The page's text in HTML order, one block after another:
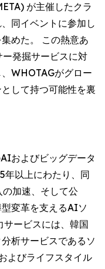
が主催したクラ
同イベントに参加し
めた。 この熱意あ
発掘サービスに対
WHOTAGがグロー
して持つ可能性を裏
およびビッグデータ
年以上にわたり、同
加速、そして公
変革を支えるAIソ
サービスには、韓国
析サービスであるソ
よびライフスタイル